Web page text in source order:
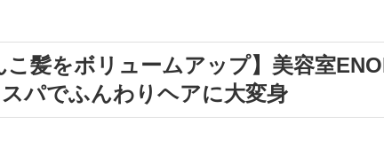
こ髪をボリュームアップ】美容室
パでふんわりヘアに大変身